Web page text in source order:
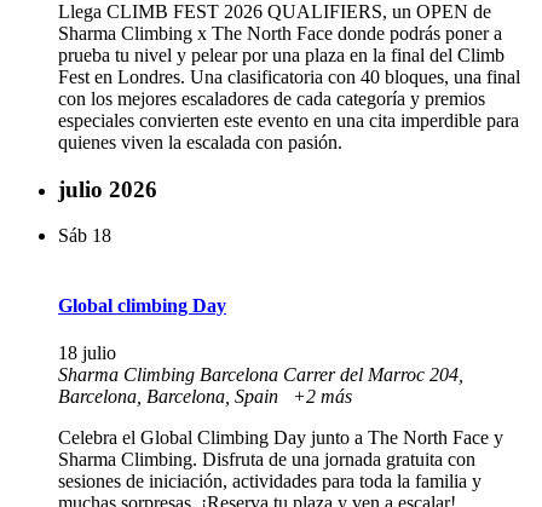
Llega CLIMB FEST 2026 QUALIFIERS, un OPEN de
Sharma Climbing x The North Face donde podrás poner a
prueba tu nivel y pelear por una plaza en la final del Climb
Fest en Londres. Una clasificatoria con 40 bloques, una final
con los mejores escaladores de cada categoría y premios
especiales convierten este evento en una cita imperdible para
quienes viven la escalada con pasión.
julio 2026
Sáb 18
Global climbing Day
18 julio
Sharma Climbing Barcelona Carrer del Marroc 204,
Barcelona, Barcelona, Spain
+2 más
Celebra el Global Climbing Day junto a The North Face y
Sharma Climbing. Disfruta de una jornada gratuita con
sesiones de iniciación, actividades para toda la familia y
muchas sorpresas. ¡Reserva tu plaza y ven a escalar!